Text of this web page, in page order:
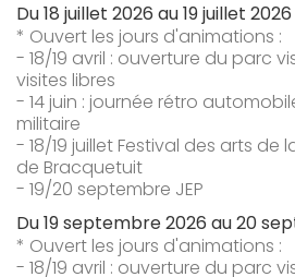
Du18 juillet 2026 au19 juillet 2026
* Ouvert les jours d'animations :
- 18/19 avril : ouverture du parc
visites libres
- 14 juin : journée rétro
militaire
- 18/19 juillet Festival des arts de
de Bracquetuit
- 19/20 septembre JEP
Du19 septembre 2026 au20
* Ouvert les jours d'animations :
- 18/19 avril : ouverture du parc